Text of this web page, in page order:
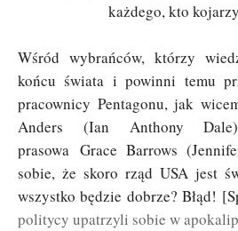
każdego, kto
Wśród wybrańców, którzy
końcu świata i powinni temu
pracownicy Pentagonu, jak
Anders (Ian Anthony
prasowa Grace Barrows
sobie, że skoro rząd USA jest
wszystko będzie dobrze? Błąd!
politycy upatrzyli sobie w